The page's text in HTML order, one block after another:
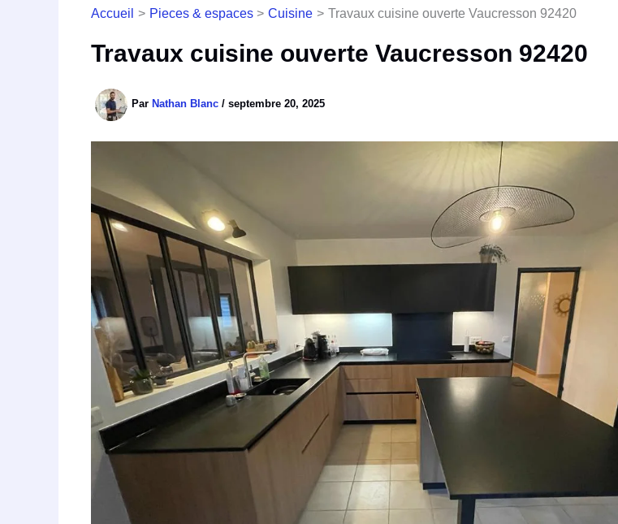
Accueil Pieces & espaces Cuisine Travaux cuisine ouverte Vaucresson 92420
Travaux cuisine ouverte Vaucresson 92420
Par Nathan Blanc / septembre 20, 2025